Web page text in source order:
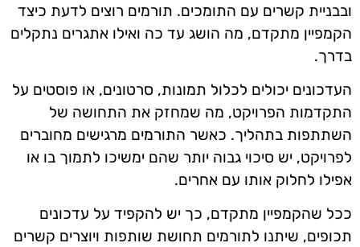
ובבניית קשרים עם התומכים. תורמים רוצים לדעת כיצד
הקמפיין מתקדם, מה הושג עד כה ואילו אתגרים נתקלים
בדרך.
העדכונים יכולים לכלול תמונות, סרטונים, או פוסטים על
התקדמות הפרויקט, מה שמחזק את התחושה של
השתתפות בתהליך. כאשר התורמים מרגישים מחוברים
לפרויקט, יש סיכוי גבוה יותר שהם ימשיכו לתמוך בו או
אפילו לחלוק אותו עם אחרים.
ככל שהקמפיין מתקדם, כך יש להקפיד על עדכונים
תכופים, שיתנו לתורמים תחושת שותפות ויוצרים קשרים